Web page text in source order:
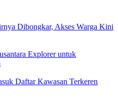
Dibongkar, Akses Warga Kini
Explorer untuk
Daftar Kawasan Terkeren